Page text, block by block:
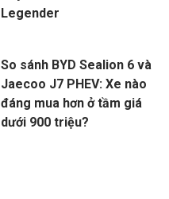
Legender
So sánh BYD Sealion 6 và
Jaecoo J7 PHEV: Xe nào
đáng mua hơn ở tầm giá
dưới 900 triệu?